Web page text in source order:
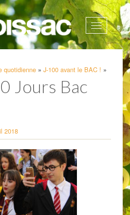
Afficher
la
quotidienne » J-100 avant le BAC ! »
Jours Bac
2018